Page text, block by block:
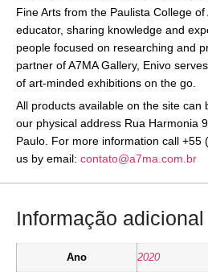
Fine Arts from the Paulista College
educator, sharing knowledge and
people focused on researching and
partner of A7MA Gallery, Enivo
of art-minded exhibitions on the go.
All products available on the site can
our physical address Rua Harmonia
Paulo. For more information call +55
us by email: contato@a7ma.com.br
Informação adicional
Ano 2020